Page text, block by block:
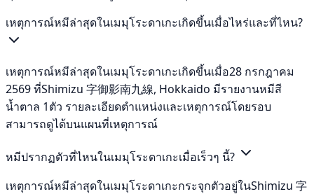
เหตุการณ์หมีล่าสุดในเมมุโระดาเกะเกิดขึ้นเมื่อไหร่และที่ไหน?
เหตุการณ์หมีล่าสุดในเมมุโระดาเกะเกิดขึ้นเมื่อ28 กรกฎาคม
2569 ที่Shimizu 字御影南九線, Hokkaido มีรายงานหมีสี
น้ำตาล 1ตัว รายละเอียดตำแหน่งและเหตุการณ์โดยรอบ
สามารถดูได้บนแผนที่เหตุการณ์
หมีปรากฏตัวที่ไหนในเมมุโระดาเกะเมื่อเร็วๆ นี้?
เหตุการณ์หมีล่าสุดในเมมุโระดาเกะกระจุกตัวอยู่ในShimizu 字